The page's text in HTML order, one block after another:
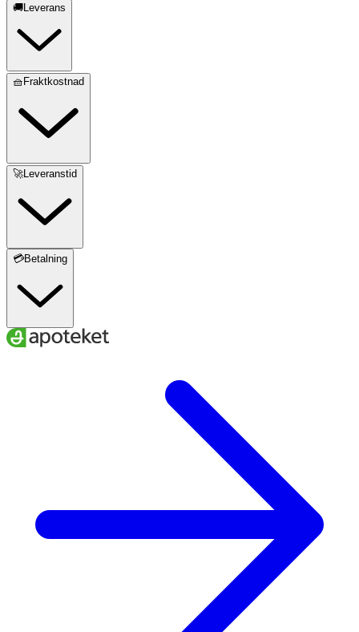
🚚Leverans
🧺Fraktkostnad
🚀Leveranstid
💳Betalning